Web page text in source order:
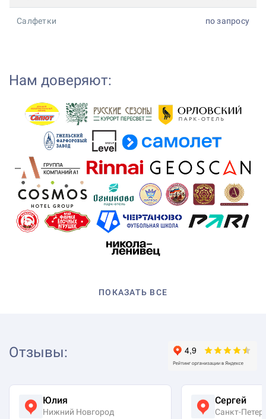
Салфетки по запросу
Нам доверяют:
ПОКАЗАТЬ ВСЕ
Отзывы:
Юлия
Нижний Новгород
Сергей
Санкт-